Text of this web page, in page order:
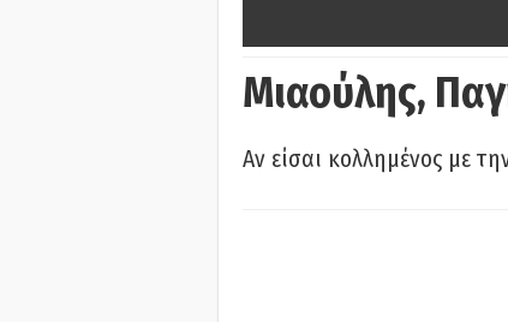
Μιαούλης,
Αν είσαι κολλημένος με